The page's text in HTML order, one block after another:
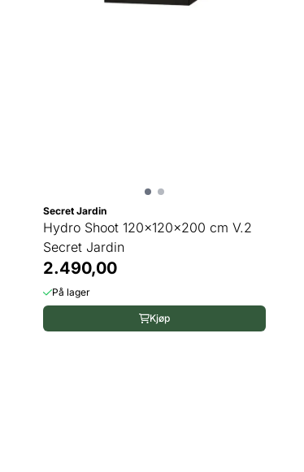
Secret Jardin
Hydro Shoot 120x120x200 cm V.2
Secret Jardin
2.490,00
På lager
Kjøp